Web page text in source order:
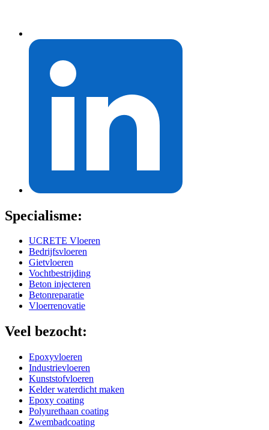
Specialisme:
UCRETE Vloeren
Bedrijfsvloeren
Gietvloeren
Vochtbestrijding
Beton injecteren
Betonreparatie
Vloerrenovatie
Veel bezocht:
Epoxyvloeren
Industrievloeren
Kunststofvloeren
Kelder waterdicht maken
Epoxy coating
Polyurethaan coating
Zwembadcoating